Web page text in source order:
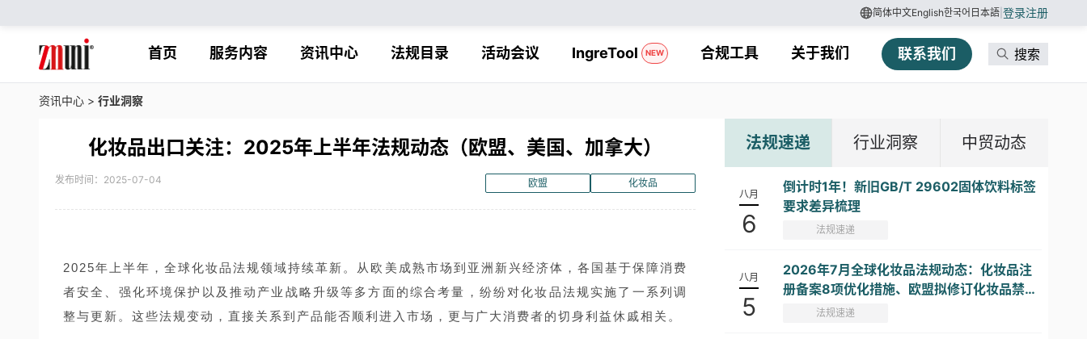
简体中文English한국어 日本語 登录注册
首页 服务内容 资讯中心 法规目录 活动会议 IngreTool NEW 合规工具 关于我们 联系我们 搜索
资讯中心 > 行业洞察
化妆品出口关注：2025年上半年法规动态（欧盟、美国、加拿大）
发布时间：2025-07-04 欧盟 化妆品
2025年上半年，全球化妆品法规领域持续革新。从欧美成熟市场到亚洲新兴经济体，各国基于保障消费
者安全、强化环境保护以及推动产业战略升级等多方面的综合考量，纷纷对化妆品法规实施了一系列调
整与更新。这些法规变动，直接关系到产品能否顺利进入市场，更与广大消费者的切身利益休戚相关。
法规速递 行业洞察 中贸动态
八月
6
倒计时1年！新旧GB/T 29602固体饮料标签
要求差异梳理
法规速递
八月
5
2026年7月全球化妆品法规动态：化妆品注
册备案8项优化措施、欧盟拟修订化妆品禁限
用物质清单...
法规速递